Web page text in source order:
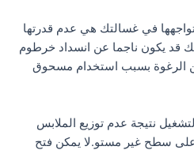
في غسالتك هي عدم قدرتها
قد يكون ناجما عن انسداد خرطوم
الرغوة بسبب استخدام مسحوق
نتيجة عدم توزيع الملابس
سطح غير مستو.لا يمكن فتح